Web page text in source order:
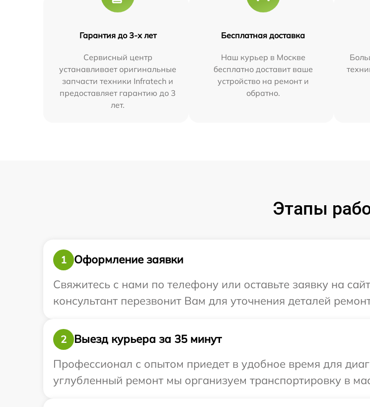
Гарантия до 3-х лет
Сервисный центр
устанавливает оригинальные
запчасти техники Infratech и
предоставляет гарантию до 3
лет.
Бесплатная доставка
Наш курьер в Москве
бесплатно доставит ваше
устройство на ремонт и
обратно.
Этапы
1
Оформление заявки
Свяжитесь с нами по телефону или оставьте заявку на
консультант перезвонит Вам для уточнения деталей
2
Выезд курьера за 35 минут
Профессионал с опытом приедет в удобное время для
углубленный ремонт мы организуем транспортировку в